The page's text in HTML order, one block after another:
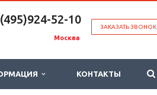
ЗАКАЗАТЬ ЗВОНОК
52-10
Москва
КОНТАКТЫ